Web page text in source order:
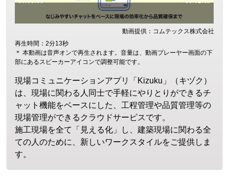
動画提供：コムテックス株式会社
再生時間：2分13秒
＊ 本動画は音声オンで再生されます。音量は、動画プレーヤー画面の下
部にあるスピーカーアイコンで調整可能です。
現場コミュニケーションアプリ「Kizuku」（キヅク）
は、現場に関わる人同士で手軽にやりとりができるチ
ャット機能をベースにした、工程管理や品質管理等の
現場管理ができるクラウドサービスです。
施工現場を全て「見える化」し、建築現場に関わる全
ての人のために、新しいワークスタイルをご提供しま
す。